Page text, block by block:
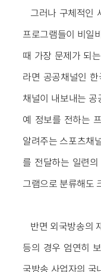
그러나 구체적인
프로그램들이 비일
때 가장 문제가 되
라면 공공채널인
채널이 내보내는 공
예 정보를 전하는
알려주는 스포츠채
를 전달하는 일련
그램으로 분류해도
반면 외국방송의
등의 경우 엄연히
국방송 사업자의 국